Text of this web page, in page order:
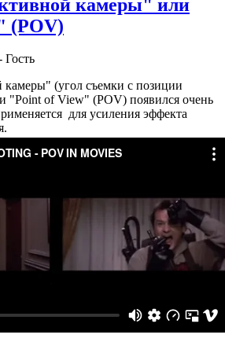
камеры" или
(POV)
(угол съемки с позиции
"Point of View" (POV) появился очень
для усиления эффекта